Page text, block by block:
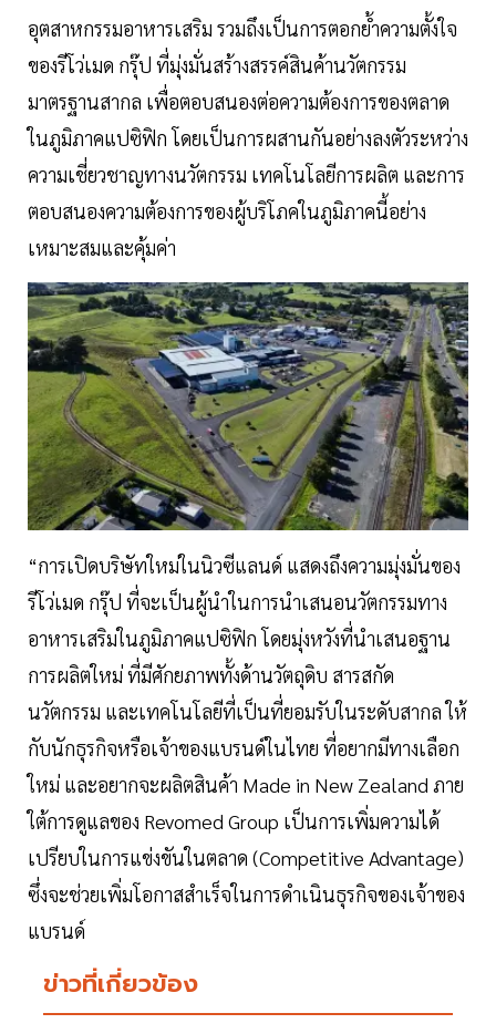
อุตสาหกรรมอาหารเสริม รวมถึงเป็นการตอกย้ำความตั้งใจ
ของรีโว่เมด กรุ๊ป ที่มุ่งมั่นสร้างสรรค์สินค้านวัตกรรม
มาตรฐานสากล เพื่อตอบสนองต่อความต้องการของตลาด
ในภูมิภาคแปซิฟิก โดยเป็นการผสานกันอย่างลงตัวระหว่าง
ความเชี่ยวชาญทางนวัตกรรม เทคโนโลยีการผลิต และการ
ตอบสนองความต้องการของผู้บริโภคในภูมิภาคนี้อย่าง
เหมาะสมและคุ้มค่า
“การเปิดบริษัทใหม่ในนิวซีแลนด์ แสดงถึงความมุ่งมั่นของ
รีโว่เมด กรุ๊ป ที่จะเป็นผู้นำในการนำเสนอนวัตกรรมทาง
อาหารเสริมในภูมิภาคแปซิฟิก โดยมุ่งหวังที่นำเสนอฐาน
การผลิตใหม่ ที่มีศักยภาพทั้งด้านวัตถุดิบ สารสกัด
นวัตกรรม และเทคโนโลยีที่เป็นที่ยอมรับในระดับสากล ให้
กับนักธุรกิจหรือเจ้าของแบรนด์ในไทย ที่อยากมีทางเลือก
ใหม่ และอยากจะผลิตสินค้า Made in New Zealand ภาย
ใต้การดูแลของ Revomed Group เป็นการเพิ่มความได้
เปรียบในการแข่งขันในตลาด (Competitive Advantage)
ซึ่งจะช่วยเพิ่มโอกาสสำเร็จในการดำเนินธุรกิจของเจ้าของ
แบรนด์
ข่าวที่เกี่ยวข้อง